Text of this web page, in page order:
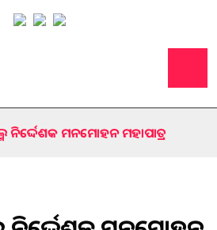
ନିର୍ଦ୍ଦେଶକ ମନମୋହନ ମହାପାତ୍ର